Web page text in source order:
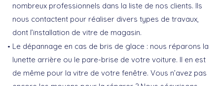
nombreux professionnels dans la liste de nos clients. Ils
nous contactent pour réaliser divers types de travaux,
dont l’installation de vitre de magasin.
Le dépannage en cas de bris de glace : nous réparons la
lunette arrière ou le pare-brise de votre voiture. Il en est
de même pour la vitre de votre fenêtre. Vous n’avez pas